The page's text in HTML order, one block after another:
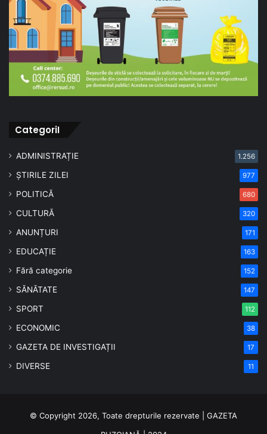
CategoriI
ADMINISTRAȚIE 1.256
ȘTIRILE ZILEI 977
POLITICĂ 680
CULTURĂ 320
ANUNȚURI 171
EDUCAȚIE 163
Fără categorie 152
SĂNĂTATE 147
SPORT 112
ECONOMIC 38
GAZETA DE INVESTIGAȚII 17
DIVERSE 11
© Copyright 2026, Toate drepturile rezervate | GAZETA